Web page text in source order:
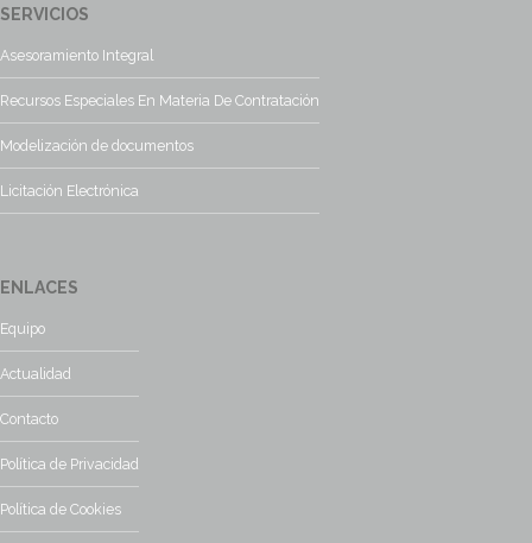
SERVICIOS
Asesoramiento Integral
Recursos Especiales En Materia De Contratación
Modelización de documentos
Licitación Electrónica
ENLACES
Equipo
Actualidad
Contacto
Política de Privacidad
Política de Cookies